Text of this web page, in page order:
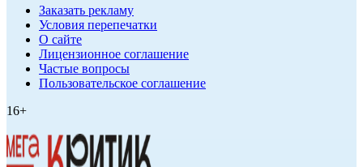
Заказать рекламу
Условия перепечатки
О сайте
Лицензионное соглашение
Частые вопросы
Пользовательское соглашение
16+